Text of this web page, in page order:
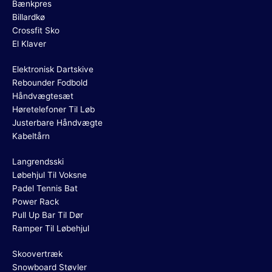
Bænkpres
Billardkø
Crossfit Sko
El Klaver
Elektronisk Dartskive
Rebounder Fodbold
Håndvægtesæt
Høretelefoner Til Løb
Justerbare Håndvægte
Kabeltårn
Langrendsski
Løbehjul Til Voksne
Padel Tennis Bat
Power Rack
Pull Up Bar Til Dør
Ramper Til Løbehjul
Skoovertræk
Snowboard Støvler